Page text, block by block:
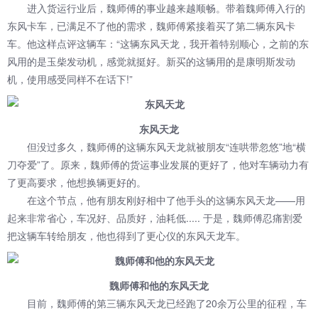
进入货运行业后，魏师傅的事业越来越顺畅。带着魏师傅入行的
东风卡车，已满足不了他的需求，魏师傅紧接着买了第二辆东风卡
车。他这样点评这辆车：“这辆东风天龙，我开着特别顺心，之前的东
风用的是玉柴发动机，感觉就挺好。新买的这辆用的是康明斯发动
机，使用感受同样不在话下!”
东风天龙
但没过多久，魏师傅的这辆东风天龙就被朋友“连哄带忽悠”地“横
刀夺爱”了。原来，魏师傅的货运事业发展的更好了，他对车辆动力有
了更高要求，他想换辆更好的。
在这个节点，他有朋友刚好相中了他手头的这辆东风天龙——用
起来非常省心，车况好、品质好，油耗低..... 于是，魏师傅忍痛割爱
把这辆车转给朋友，他也得到了更心仪的东风天龙车。
魏师傅和他的东风天龙
目前，魏师傅的第三辆东风天龙已经跑了20余万公里的征程，车